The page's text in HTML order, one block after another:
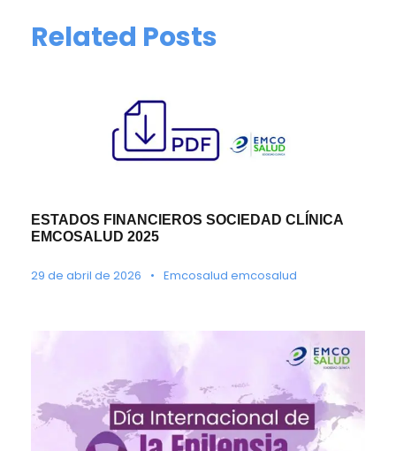
Related Posts
ESTADOS FINANCIEROS SOCIEDAD CLÍNICA
EMCOSALUD 2025
29 de abril de 2026 • Emcosalud emcosalud